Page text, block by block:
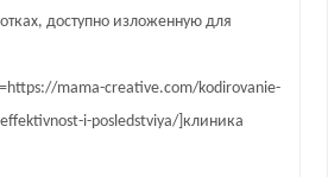
доступно изложенную для
mama-creative.com/kodirovanie-
i-posledstviya/]клиника